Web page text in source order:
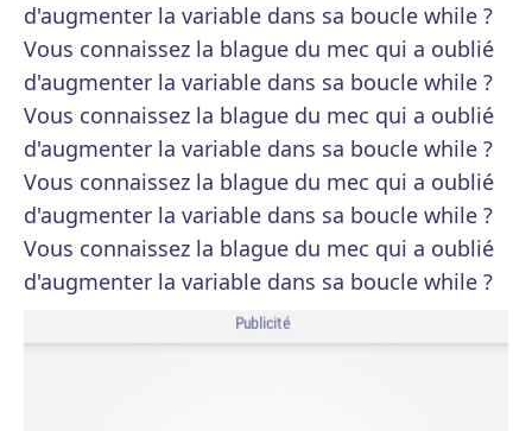
d'augmenter la variable dans sa boucle while ?
Vous connaissez la blague du mec qui a oublié
d'augmenter la variable dans sa boucle while ?
Vous connaissez la blague du mec qui a oublié
d'augmenter la variable dans sa boucle while ?
Vous connaissez la blague du mec qui a oublié
d'augmenter la variable dans sa boucle while ?
Vous connaissez la blague du mec qui a oublié
d'augmenter la variable dans sa boucle while ?
Publicité